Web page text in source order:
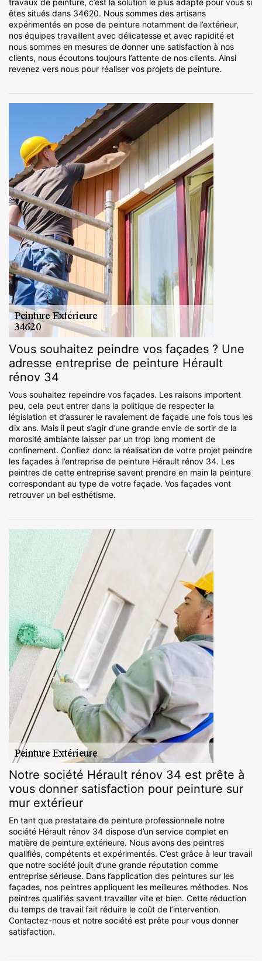
travaux de peinture, c’est la solution le plus adapté pour vous si
êtes situés dans 34620. Nous sommes des artisans
expérimentés en pose de peinture notamment de l’extérieur,
nos équipes travaillent avec délicatesse et avec rapidité et
nous sommes en mesures de donner une satisfaction à nos
clients, nous écoutons toujours l’attente de nos clients. Ainsi
revenez vers nous pour réaliser vos projets de peinture.
Vous souhaitez peindre vos façades ? Une
adresse entreprise de peinture Hérault
rénov 34
Vous souhaitez repeindre vos façades. Les raisons importent
peu, cela peut entrer dans la politique de respecter la
législation et d’assurer le ravalement de façade une fois tous les
dix ans. Mais il peut s’agir d’une grande envie de sortir de la
morosité ambiante laisser par un trop long moment de
confinement. Confiez donc la réalisation de votre projet peindre
les façades à l’entreprise de peinture Hérault rénov 34. Les
peintres de cette entreprise savent prendre en main la peinture
correspondant au type de votre façade. Vos façades vont
retrouver un bel esthétisme.
Notre société Hérault rénov 34 est prête à
vous donner satisfaction pour peinture sur
mur extérieur
En tant que prestataire de peinture professionnelle notre
société Hérault rénov 34 dispose d’un service complet en
matière de peinture extérieure. Nous avons des peintres
qualifiés, compétents et expérimentés. C’est grâce à leur travail
que notre société jouit d’une grande réputation comme
entreprise sérieuse. Dans l’application des peintures sur les
façades, nos peintres appliquent les meilleures méthodes. Nos
peintres qualifiés savent travailler vite et bien. Cette réduction
du temps de travail fait réduire le coût de l’intervention.
Contactez-nous et notre société est prête pour vous donner
satisfaction.